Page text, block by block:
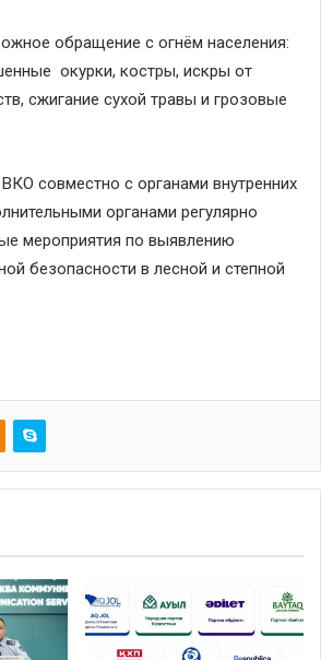
обращение с огнём населения:
окурки, костры, искры от
сжигание сухой травы и грозовые
совместно с органами внутренних
органами регулярно
мероприятия по выявлению
безопасности в лесной и степной